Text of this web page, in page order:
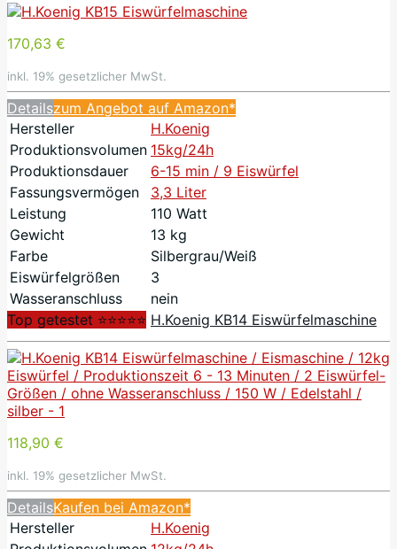
170,63 €
inkl. 19% gesetzlicher MwSt.
Detailszum Angebot auf Amazon*
Hersteller
H.Koenig
Produktionsvolumen 15kg/24h
Produktionsdauer
6-15 min / 9 Eiswürfel
Fassungsvermögen
3,3 Liter
Leistung
110 Watt
Gewicht
13 kg
Farbe
Silbergrau/Weiß
Eiswürfelgrößen
3
Wasseranschluss
nein
Top getestet ⭐⭐⭐⭐⭐ H.Koenig KB14 Eiswürfelmaschine
118,90 €
inkl. 19% gesetzlicher MwSt.
DetailsKaufen bei Amazon*
Hersteller
H.Koenig